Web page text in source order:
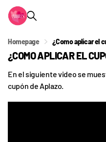
Homepage ¿Como aplicar el
¿COMO APLICAR EL
En el siguiente video se
cupón de Aplazo.